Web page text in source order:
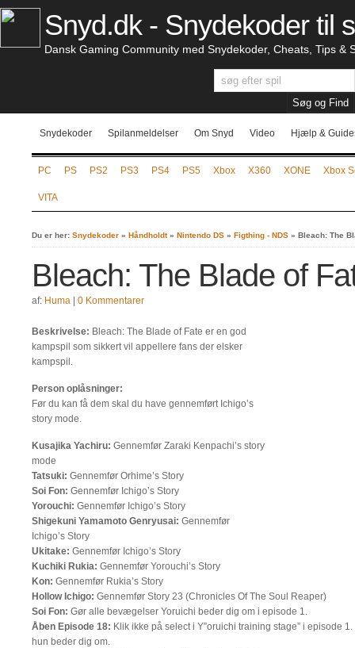
Snyd.dk - Snydekoder til
Dansk Gaming Community med Snydekoder, Cheats, Tips &
Snydekoder Spilanmeldelser Om Snyd Video Hjælp &
PC PS PS2 PS3 PS4 PS5 Xbox X360 XONE Xbox
VITA
Du er her: Snydekoder » Håndholdt» Nintendo DS » Figthing - NDS » Bleach: The
Bleach: The Blade of
af: Huma 0 Kommentarer
Beskrivelse: Bleach: The Blade of Fate er en god
kampspil som sikkert vil appellere fans der elsker
kampspil.
Person oplåsninger:
Før du kan få dem skal du have gennemført Ichigo’s
story mode.
Kusajika Yachiru: Gennemfør Zaraki Kenpachi’s story
mode
Tatsuki: Gennemfør Orhime’s Story
Soi Fon: Gennemfør Ichigo’s Story
Yorouchi: Gennemfør Ichigo’s Story
Shigekuni Yamamoto Genryusai: Gennemfør
Ichigo’s Story
Ukitake: Gennemfør Ichigo’s Story
Kuchiki Rukia: Gennemfør Yorouchi’s Story
Kon: Gennemfør Rukia’s Story
Hollow Ichigo: Gennemfør Story 23 (Chronicles Of The Soul Reaper)
Soi Fon: Gør alle bevægelser Yoruichi beder dig om i episode 1.
Åben Episode 18: Klik ikke på select i Y”oruichi training stage” i episode
hun beder dig om.